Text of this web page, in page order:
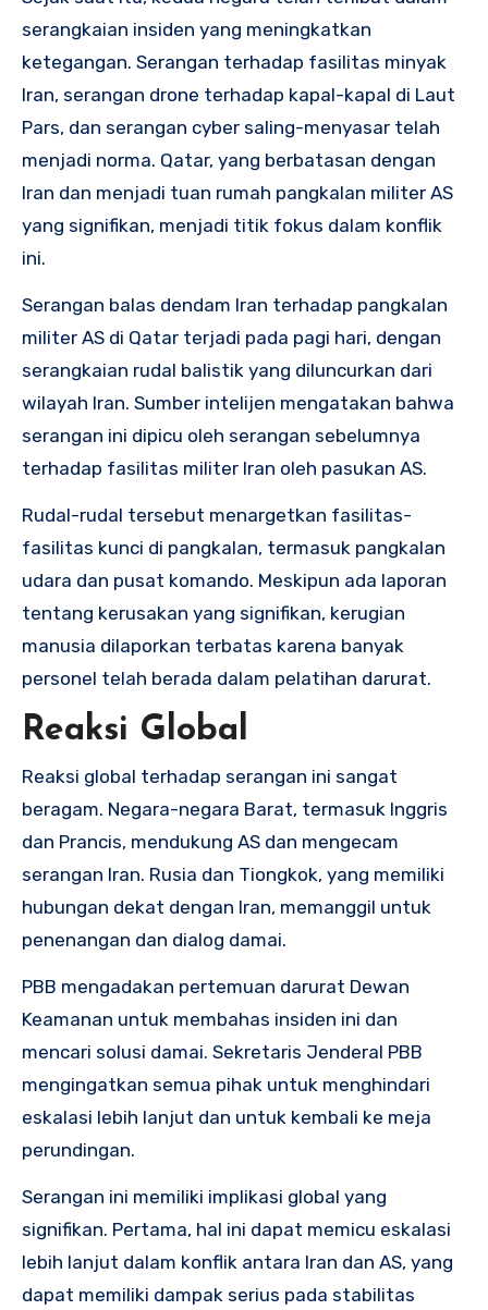
serangkaian insiden yang meningkatkan
ketegangan. Serangan terhadap fasilitas minyak
Iran, serangan drone terhadap kapal-kapal di Laut
Pars, dan serangan cyber saling-menyasar telah
menjadi norma. Qatar, yang berbatasan dengan
Iran dan menjadi tuan rumah pangkalan militer AS
yang signifikan, menjadi titik fokus dalam konflik
ini.
Serangan balas dendam Iran terhadap pangkalan
militer AS di Qatar terjadi pada pagi hari, dengan
serangkaian rudal balistik yang diluncurkan dari
wilayah Iran. Sumber intelijen mengatakan bahwa
serangan ini dipicu oleh serangan sebelumnya
terhadap fasilitas militer Iran oleh pasukan AS.
Rudal-rudal tersebut menargetkan fasilitas-
fasilitas kunci di pangkalan, termasuk pangkalan
udara dan pusat komando. Meskipun ada laporan
tentang kerusakan yang signifikan, kerugian
manusia dilaporkan terbatas karena banyak
personel telah berada dalam pelatihan darurat.
Reaksi Global
Reaksi global terhadap serangan ini sangat
beragam. Negara-negara Barat, termasuk Inggris
dan Prancis, mendukung AS dan mengecam
serangan Iran. Rusia dan Tiongkok, yang memiliki
hubungan dekat dengan Iran, memanggil untuk
penenangan dan dialog damai.
PBB mengadakan pertemuan darurat Dewan
Keamanan untuk membahas insiden ini dan
mencari solusi damai. Sekretaris Jenderal PBB
mengingatkan semua pihak untuk menghindari
eskalasi lebih lanjut dan untuk kembali ke meja
perundingan.
Serangan ini memiliki implikasi global yang
signifikan. Pertama, hal ini dapat memicu eskalasi
lebih lanjut dalam konflik antara Iran dan AS, yang
dapat memiliki dampak serius pada stabilitas